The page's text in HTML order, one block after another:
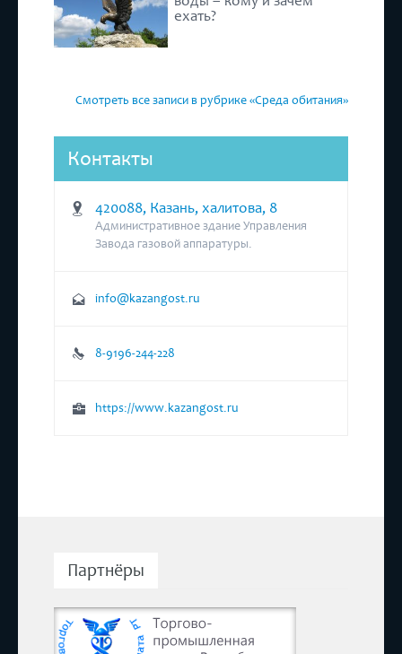
ехать?
Смотреть все записи в рубрике «Среда обитания»
Контакты
420088, Казань, халитова, 8
Административное здание Управления
Завода газовой аппаратуры.
info@kazangost.ru
8-9196-244-228
https://www.kazangost.ru
Партнёры